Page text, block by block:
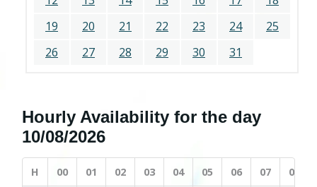
19
20 21 22 23 24
25
26
27 28 29 30 31
Hourly Availability for the day
10/08/2026
H 00 01 02 03 04 05 06 07 08